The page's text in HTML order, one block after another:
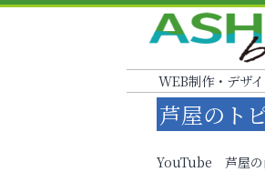
WEB制作・デザ
芦屋のト
YouTube 芦屋の